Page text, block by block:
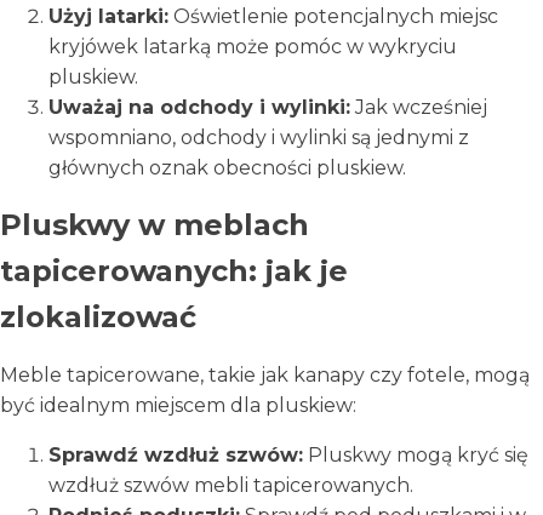
Użyj latarki: Oświetlenie potencjalnych miejsc
kryjówek latarką może pomóc w wykryciu
pluskiew.
Uważaj na odchody i wylinki:Jak wcześniej
wspomniano, odchody i wylinki są jednymi z
głównych oznak obecności pluskiew.
Pluskwy w meblach
tapicerowanych: jak je
zlokalizować
Meble tapicerowane, takie jak kanapy czy fotele, mogą
być idealnym miejscem dla pluskiew:
Sprawdź wzdłuż szwów: Pluskwy mogą kryć się
wzdłuż szwów mebli tapicerowanych.